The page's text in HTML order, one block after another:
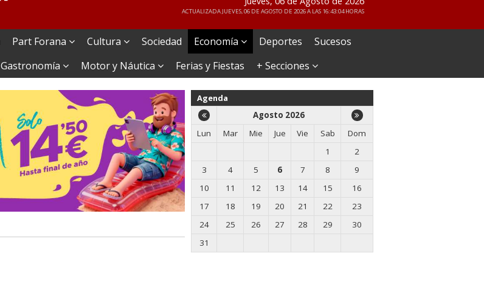
ACTUALIZADA JUEVES, 06 DE AGOSTO DE 2026 A LAS 16:43:04 HORAS
Part Forana Cultura Sociedad Economía Deportes
Sucesos
Gastronomía Motor y Náutica Ferias y Fiestas + Secciones
Agenda
Agosto 2026
Lun
Mar Mie Jue Vie Sab
Dom
1
2
3
4 5 6 7 8
9
10
11 12 13 14 15
16
17
18 19 20 21 22
23
24
25 26 27 28 29
30
31